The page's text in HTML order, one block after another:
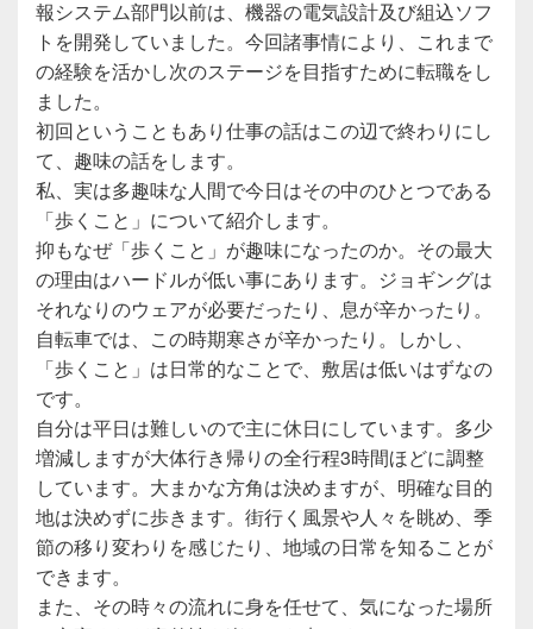
報システム部門以前は、機器の電気設計及び組込ソフ
トを開発していました。今回諸事情により、これまで
の経験を活かし次のステージを目指すために転職をし
ました。
初回ということもあり仕事の話はこの辺で終わりにし
て、趣味の話をします。
私、実は多趣味な人間で今日はその中のひとつである
「歩くこと」について紹介します。
抑もなぜ「歩くこと」が趣味になったのか。その最大
の理由はハードルが低い事にあります。ジョギングは
それなりのウェアが必要だったり、息が辛かったり。
自転車では、この時期寒さが辛かったり。しかし、
「歩くこと」は日常的なことで、敷居は低いはずなの
です。
自分は平日は難しいので主に休日にしています。多少
増減しますが大体行き帰りの全行程3時間ほどに調整
しています。大まかな方角は決めますが、明確な目的
地は決めずに歩きます。街行く風景や人々を眺め、季
節の移り変わりを感じたり、地域の日常を知ることが
できます。
また、その時々の流れに身を任せて、気になった場所